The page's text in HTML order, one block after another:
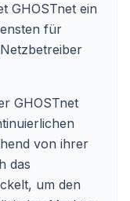
GHOSTnet ein
für
GHOSTnet
von ihrer
das
um den